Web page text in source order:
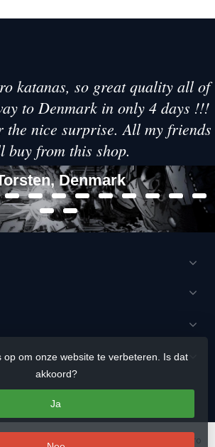
katanas, so great quality all of
to Denmark in only 4 days !!!
the nice surprise. All my friends
buy from this shop.
Denmark
op om onze website te verbeteren. Is dat
akkoord?
Ja
Cookies- Copyright Otaku Ninja Hero